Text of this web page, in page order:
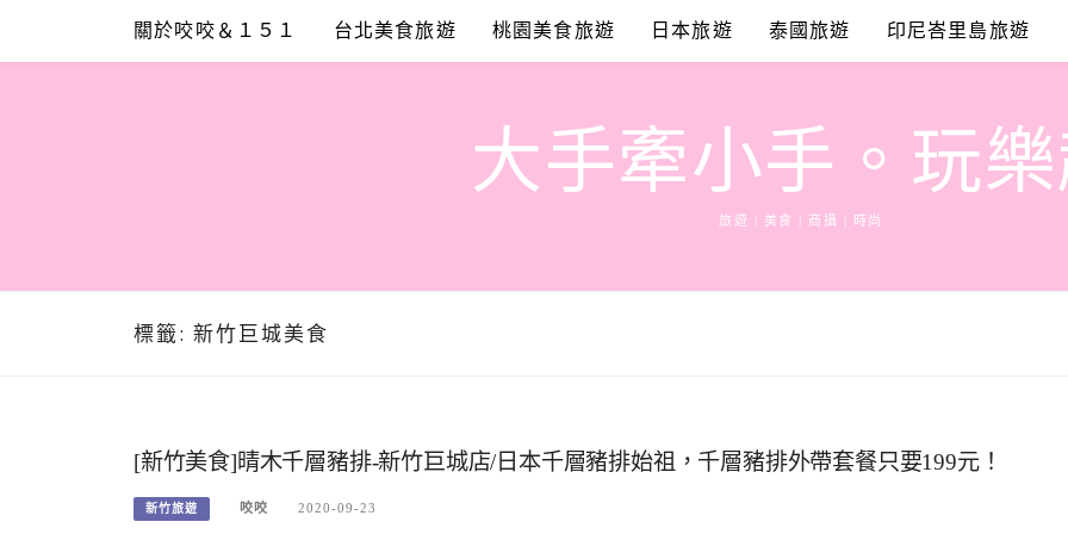
content
關於咬咬＆１５１ 台北美食旅遊 桃園美食旅遊 日本旅遊 泰國旅遊 印尼峇里島旅遊
大手牽小手。玩
旅遊 | 美食 | 商攝 | 時尚
標籤: 新竹巨城美食
[新竹美食]晴木千層豬排-新竹巨城店/日本千層豬排始祖，千層豬排外帶套餐只要199元！
新竹旅遊 咬咬 2020-09-23